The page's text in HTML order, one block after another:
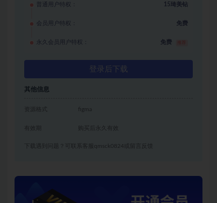
普通用户特权： 15琦美钻
会员用户特权： 免费
永久会员用户特权： 免费
登录后下载
其他信息
资源格式 figma
有效期 购买后永久有效
下载遇到问题？可联系客服qmsck0824或留言反馈